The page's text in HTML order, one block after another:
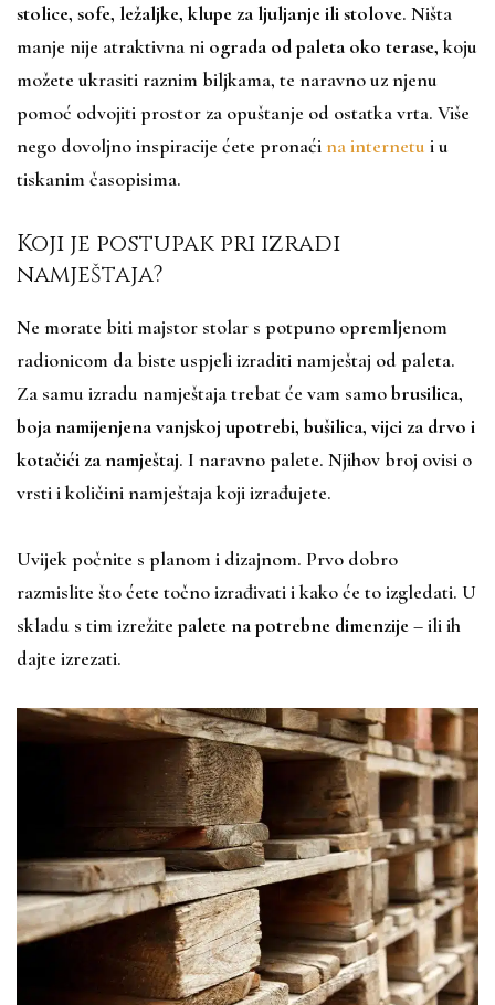
stolice, sofe, ležaljke, klupe za ljuljanje ili stolove. Ništa
manje nije atraktivna ni ograda od paleta oko terase, koju
možete ukrasiti raznim biljkama, te naravno uz njenu
pomoć odvojiti prostor za opuštanje od ostatka vrta. Više
nego dovoljno inspiracije ćete pronaćina internetu i u
tiskanim časopisima.
Koji je postupak pri izradi
namještaja?
Ne morate biti majstor stolar s potpuno opremljenom
radionicom da biste uspjeli izraditi namještaj od paleta.
Za samu izradu namještaja trebat će vam samobrusilica,
boja namijenjena vanjskoj upotrebi, bušilica, vijci za drvo i
kotačići za namještaj. I naravno palete. Njihov broj ovisi o
vrsti i količini namještaja koji izrađujete.
Uvijek počnite s planom i dizajnom. Prvo dobro
razmislite što ćete točno izrađivati i kako će to izgledati. U
skladu s tim izrežitepalete na potrebne dimenzije– ili ih
dajte izrezati.